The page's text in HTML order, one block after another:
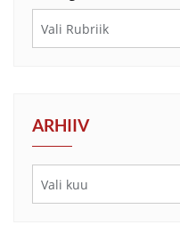
ARHIIV